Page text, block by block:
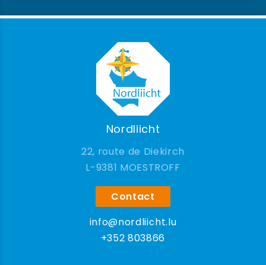
Nordliicht
22, route de Diekirch
9381 MOESTROFF
Contact
info@nordliicht.lu
+352 803866